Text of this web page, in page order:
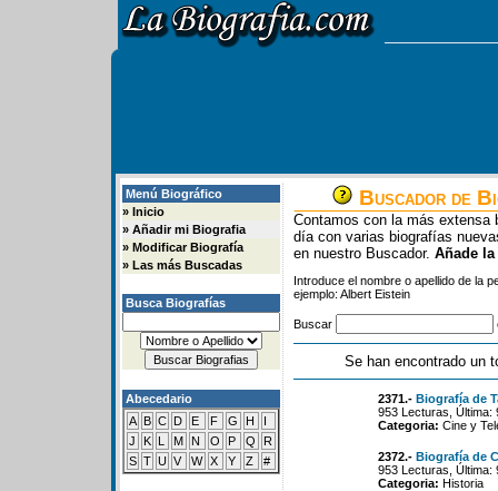
Menú Biográfico
» Inicio
» Añadir mi Biografia
» Modificar Biografía
» Las más Buscadas
Busca Biografías
Abecedario
A B C D E F G H
I
J
K L M N O P Q
R
S T U V W X Y Z #
Buscador de
Contamos con la más extensa
día con varias biografías
en nuestro Buscador. Añade
Introduce el nombre o apellido de la
ejemplo: Albert Eistein
Buscar
Se han encontrado un
2371.- Biografía de
953 Lecturas, Última:
Categoria: Cine y
2372.- Biografía de
953 Lecturas, Última:
Categoria: Historia